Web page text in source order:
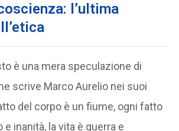
l’ultima
è una mera speculazione di
scrive Marco Aurelio nei suoi
del corpo è un fiume, ogni fatto
e inanità, la vita è guerra e